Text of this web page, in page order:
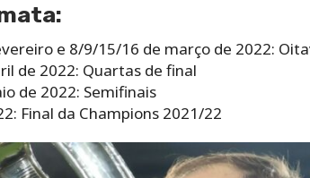
e 8/9/15/16 de março de 2022:
de 2022: Quartas de final
de 2022: Semifinais
Final da Champions 2021/22